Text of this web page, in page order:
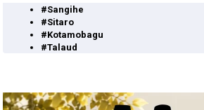
#Sangihe
#Sitaro
#Kotamobagu
#Talaud